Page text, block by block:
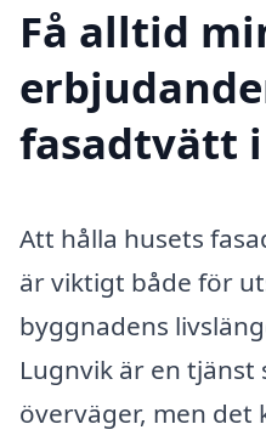
Få alltid
fasadtvätt
Att hålla husets
är viktigt både för
byggnadens
Lugnvik är en tjänst
överväger, men det